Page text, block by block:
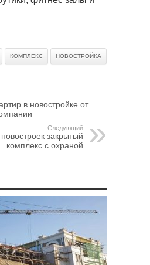
КОМПЛЕКС НОВОСТРОЙКА
в новостройке от
Следующий
закрытый
комплекс с охраной